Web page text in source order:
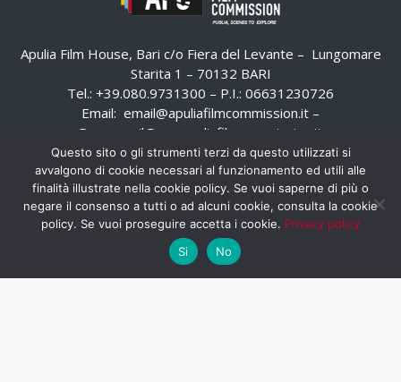
Apulia Film House, Bari c/o Fiera del Levante – Lungomare
Starita 1 – 70132 BARI
Tel.: +39.080.9731300 – P.I.: 06631230726
Email: email@apuliafilmcommission.it –
Pec:
email@pec.apuliafilmcommission.it
Questo sito o gli strumenti terzi da questo utilizzati si
avvalgono di cookie necessari al funzionamento ed utili alle
finalità illustrate nella cookie policy. Se vuoi saperne di più o
negare il consenso a tutti o ad alcuni cookie, consulta la cookie
policy. Se vuoi proseguire accetta i cookie. Privacy policy
Si
No